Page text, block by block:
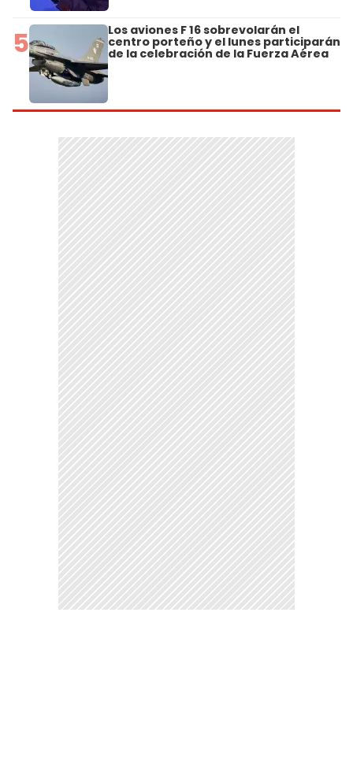
5 Los aviones F 16 sobrevolarán el
centro porteño y el lunes participarán
de la celebración de la Fuerza Aérea